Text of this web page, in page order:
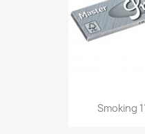

Smoking